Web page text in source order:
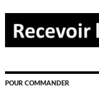
POUR COMMANDER